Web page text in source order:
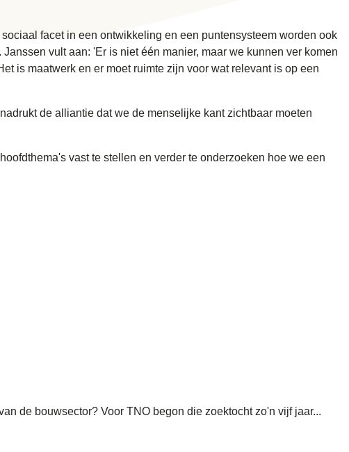
facet in een ontwikkeling en een puntensysteem worden ook
vult aan: 'Er is niet één manier, maar we kunnen ver komen
is maatwerk en er moet ruimte zijn voor wat relevant is op een
de alliantie dat we de menselijke kant zichtbaar moeten
vast te stellen en verder te onderzoeken hoe we een
de bouwsector? Voor TNO begon die zoektocht zo'n vijf jaar...